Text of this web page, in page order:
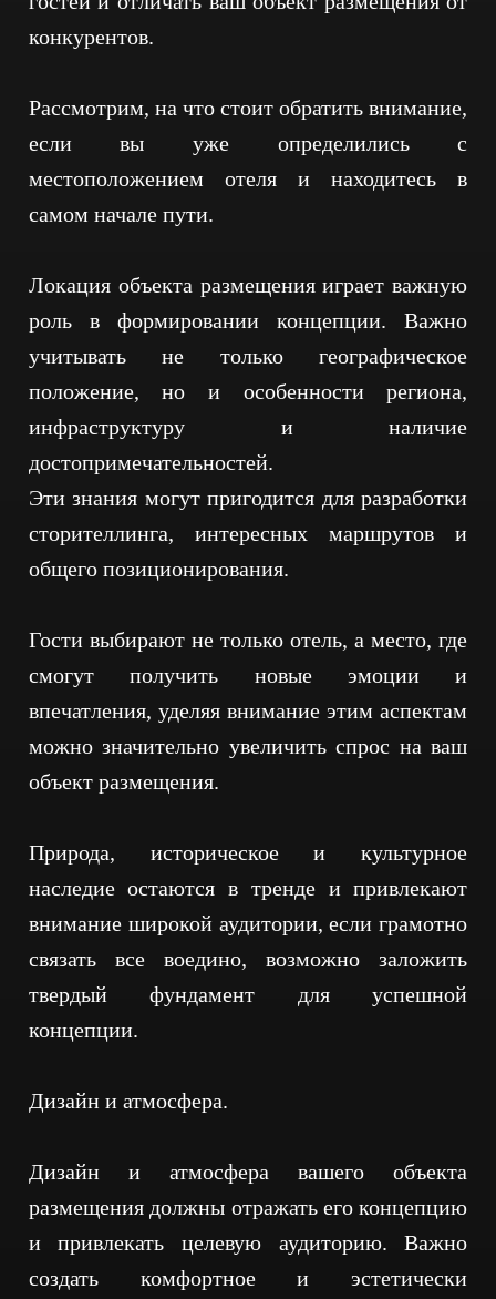
конкурентов.
Рассмотрим, на что стоит обратить внимание,
если вы уже определились с
местоположением отеля и находитесь в
самом начале пути.
Локация объекта размещения играет важную
роль в формировании концепции. Важно
учитывать не только географическое
положение, но и особенности региона,
инфраструктуру и наличие
достопримечательностей.
Эти знания могут пригодится для разработки
сторителлинга, интересных маршрутов и
общего позиционирования.
Гости выбирают не только отель, а место, где
смогут получить новые эмоции и
впечатления, уделяя внимание этим аспектам
можно значительно увеличить спрос на ваш
объект размещения.
Природа, историческое и культурное
наследие остаются в тренде и привлекают
внимание широкой аудитории, если грамотно
связать все воедино, возможно заложить
твердый фундамент для успешной
концепции.
Дизайн и атмосфера.
Дизайн и атмосфера вашего объекта
размещения должны отражать его концепцию
и привлекать целевую аудиторию. Важно
создать комфортное и эстетически
ДАННЫХ